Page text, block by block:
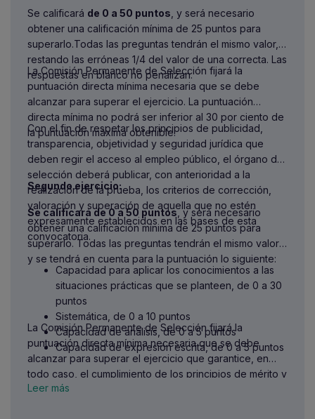
telegráficos adscritos al subgrupo C1
(cuerpos o escalas postales y
telegráficos del antiguo grupo C)
De cuerpos y escalas del subgrupo
C1 de las demás Administraciones
incluidas en el artículo 2.1 delReal
Decreto Legislativo 5/2015, de 30 de
octubre, que estén desempeñando
como funcionario de carrera un
puesto de trabajo en la
Administración General del Estado y
hayan obtenido destino definitivo en
la misma (cuerpos o escalas de las
demás Administraciones del antiguo
grupo C)
Personal laboral fijo (excluido el personal
laboral indefinido no fijo, el personal fuera
de convenio y/o el personal en el exterior
sujeto a legislación local):
fijo que pertenezca al grupo y
especialidad 2G–Administración del
IV Convenio colectivo único.
Que pertenezca a la categoría y
grupo profesional equivalentes a los
veinte minutos.
Se calificará de 0 a 50 puntos , y será necesario
obtener una calificación mínima de 25 puntos para
superarlo.Todas las preguntas tendrán el mismo valor,
restando las erróneas 1/4 del valor de una correcta. Las
respuestas en blanco no penalizan.
La Comisión Permanente de Selección fijará la
puntuación directa mínima necesaria que se debe
alcanzar para superar el ejercicio. La puntuación
directa mínima no podrá ser inferior al 30 por ciento de
la puntuación máxima obtenible.
Con el fin de respetar los principios de publicidad,
transparencia, objetividad y seguridad jurídica que
deben regir el acceso al empleo público, el órgano de
selección deberá publicar, con anterioridad a la
realización de la prueba, los criterios de corrección,
valoración y superación de aquella que no estén
expresamente establecidos en las bases de esta
convocatoria.
Segundo ejercicio:
Se calificará de 0 a 50 puntos, y será necesario
obtener una calificación mínima de 25 puntos para
superarlo. Todas las preguntas tendrán el mismo valor,
y se tendrá en cuenta para la puntuación lo siguiente:
Capacidad para aplicar los conocimientos a las
situaciones prácticas que se planteen, de 0 a 30
puntos
Sistemática, de 0 a 10 puntos
Capacidad de análisis, de 0 a 5 puntos
Capacidad de expresión escrita, de 0 a 5 puntos
La Comisión Permanente de Selección fijará la
puntuación directa mínima necesaria que se debe
alcanzar para superar el ejercicio que garantice, en
todo caso, el cumplimiento de los principios de mérito y
capacidad de las personas aspirantes, sin que pueda
Leer más